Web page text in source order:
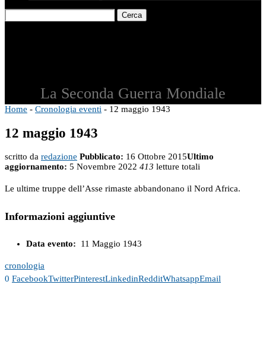
Cerca
La Seconda Guerra Mondiale
Home - Cronologia eventi - 12 maggio 1943
12 maggio 1943
scritto da redazione Pubblicato: 16 Ottobre 2015Ultimo
aggiornamento: 5 Novembre 2022 413 letture totali
Le ultime truppe dell’Asse rimaste abbandonano il Nord Africa.
Informazioni aggiuntive
Data evento: 11 Maggio 1943
cronologia
0 FacebookTwitterPinterestLinkedinRedditWhatsappEmail